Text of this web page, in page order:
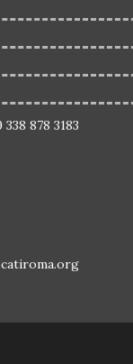
878 3183